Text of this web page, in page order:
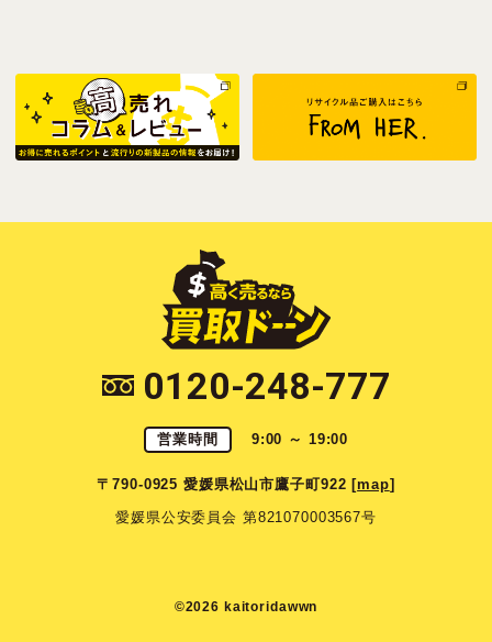
0120-248-777
営業時間 9:00 ～ 19:00
〒790-0925 愛媛県松山市鷹子町922 [map]
愛媛県公安委員会 第821070003567号
©2026 kaitoridawwn